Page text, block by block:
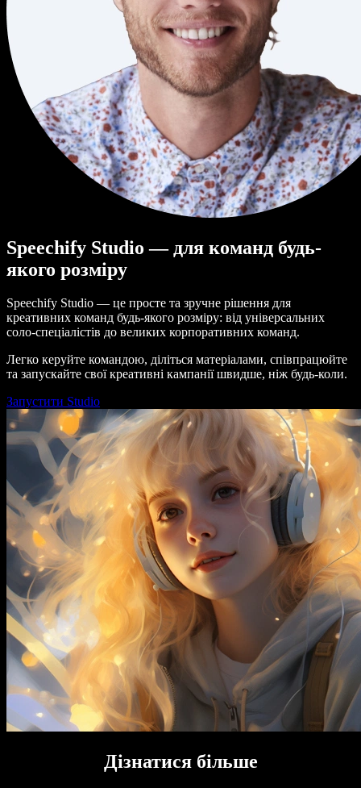
Speechify Studio — для команд будь-
якого розміру
Speechify Studio — це просте та зручне рішення для
креативних команд будь-якого розміру: від універсальних
соло-спеціалістів до великих корпоративних команд.
Легко керуйте командою, діліться матеріалами, співпрацюйте
та запускайте свої креативні кампанії швидше, ніж будь-коли.
Запустити Studio
Дізнатися більше